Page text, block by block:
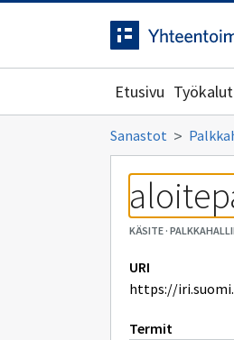
Siirrytty
Etusivu Työkalut
Sanastot
KÄSITE·
URI
https://
Termit